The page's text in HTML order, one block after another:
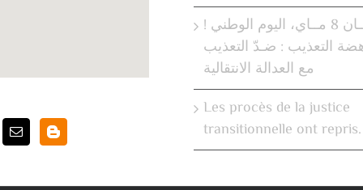
! بيـــان 8 مــاي، اليوم الوطني
التعذيب : ضـدّ التعذيب
مع العدالة الانتقالية
Les procès de la justice
transitionnelle ont repris.